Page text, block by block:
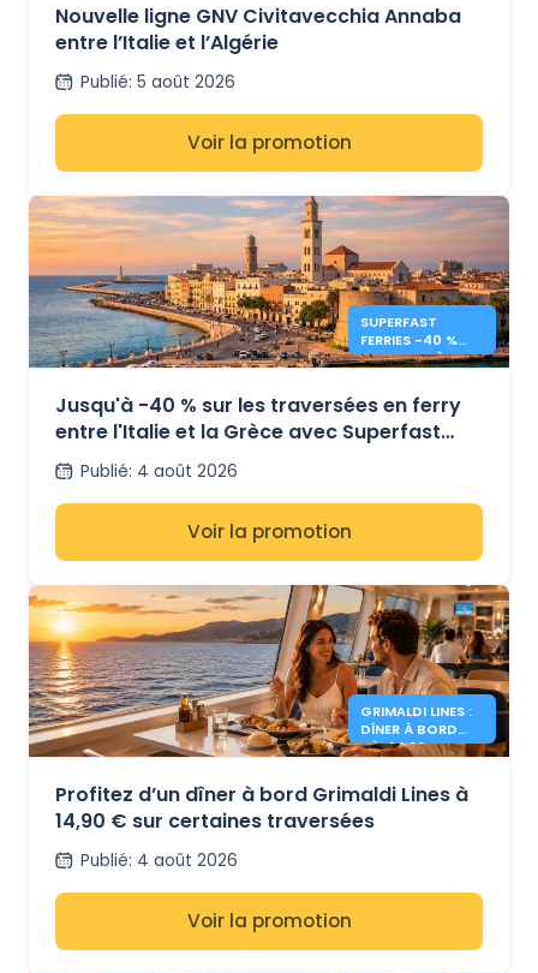
Nouvelle ligne GNV Civitavecchia Annaba
entre l’Italie et l’Algérie
Publié: 5 août 2026
Voir la promotion
SUPERFAST
FERRIES -40 %
ITALIE - GRÈCE
Jusqu'à -40 % sur les traversées en ferry
entre l'Italie et la Grèce avec Superfast
Ferries
Publié: 4 août 2026
Voir la promotion
GRIMALDI LINES :
DÎNER À BORD
DÈS 14,90 €
Profitez d’un dîner à bord Grimaldi Lines à
14,90 € sur certaines traversées
Publié: 4 août 2026
Voir la promotion